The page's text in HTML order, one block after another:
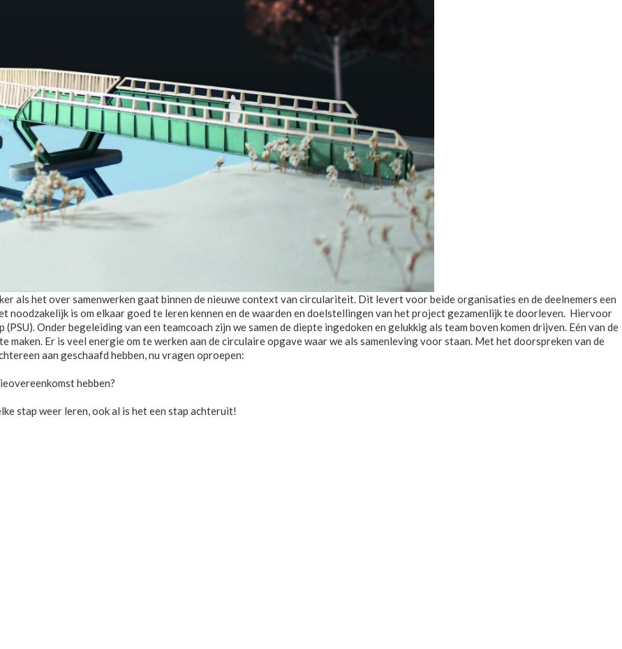
als het over samenwerken gaat binnen de nieuwe context van circulariteit. Dit levert voor beide organisaties en de deelnemers een
is om elkaar goed te leren kennen en de waarden en doelstellingen van het project gezamenlijk te doorleven. Hiervoor
Onder begeleiding van een teamcoach zijn we samen de diepte ingedoken en gelukkig als team boven komen drijven. Eén van de
maken. Er is veel energie om te werken aan de circulaire opgave waar we als samenleving voor staan. Met het doorspreken van de
aan geschaafd hebben, nu vragen oproepen:
hebben?
stap weer leren, ook al is het een stap achteruit!